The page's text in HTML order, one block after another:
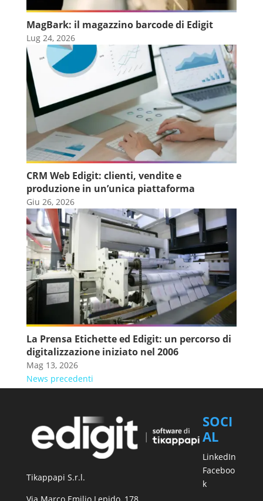
MagBark: il magazzino barcode di Edigit
Lug 24, 2026
CRM Web Edigit: clienti, vendite e
produzione in un’unica piattaforma
Giu 26, 2026
La Prensa Etichette ed Edigit: un percorso di
digitalizzazione iniziato nel 2006
Mag 13, 2026
News precedenti
Tikappapi S.r.l.
SOCI
AL
LinkedIn
Faceboo
k